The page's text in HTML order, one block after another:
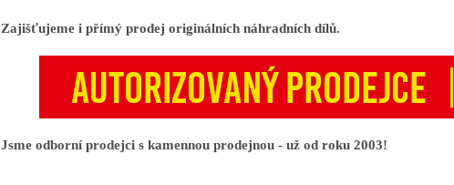
Zajišťujeme i přímý prodej originálních náhradních dílů.
Jsme odborní prodejci s kamennou prodejnou - už od roku 2003!